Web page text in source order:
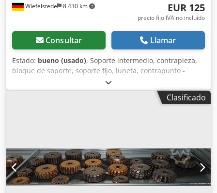
Wiefelstede 8.430 km EUR 125
precio fijo IVA no incluído
Consultar Llamar
Estado: bueno (usado), Soporte intermedio, contrapieza,
bloque de soporte, soporte fijo, luneta, contrapunto -
Soporte intermedio: con ajuste de profundidad -Guía de
cola de milano: 179 a 168 mm, 21 mm de altura -
Dimensiones: ver fotos / dibujo técnico -Medidas:Clasificado